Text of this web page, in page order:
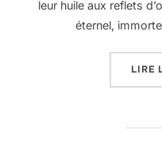
leur huile aux reflets
éternel,
LIRE